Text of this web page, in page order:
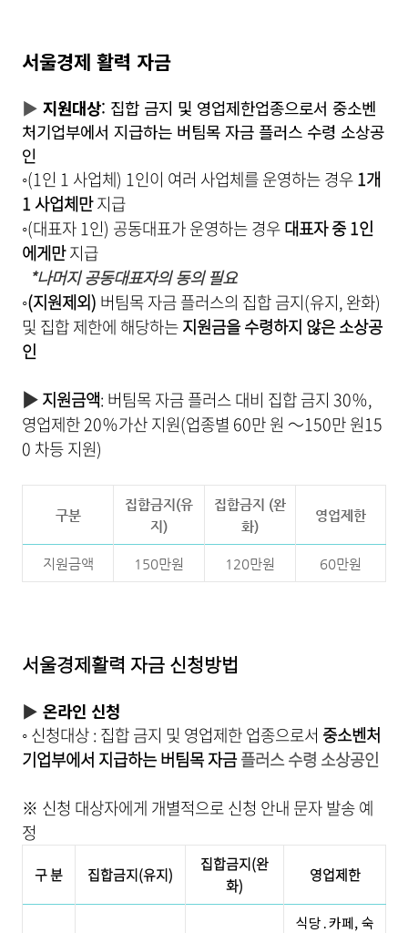
서울경제 활력 자금
▶ 지원대상: 집합 금지 및 영업제한업종으로서 중소벤
처기업부에서 지급하는 버팀목 자금 플러스 수령 소상공
인
◦(1인 1 사업체) 1인이 여러 사업체를 운영하는 경우1개
1 사업체만지급
◦(대표자 1인) 공동대표가운영하는 경우대표자중1인
에게만지급
*나머지 공동대표자의 동의 필요
◦(지원제외) 버팀목 자금플러스의 집합 금지(유지, 완화)
및 집합 제한에 해당하는지원금을 수령하지 않은 소상공
인
▶지원금액: 버팀목 자금 플러스 대비 집합 금지 30％,
영업제한 20％가산 지원(업종별 60만 원 ～150만 원15
0 차등 지원)
구분
집합금지(유
지)
집합금지 (완
화)
영업제한
지원금액 150만원 120만원 60만원
서울경제활력 자금신청방법
▶ 온라인 신청
◦ 신청대상 : 집합 금지 및 영업제한 업종으로서 중소벤처
기업부에서 지급하는 버팀목 자금플러스 수령 소상공인
※ 신청 대상자에게 개별적으로 신청 안내 문자 발송 예
정
구 분 집합금지(유지)
집합금지(완
화)
영업제한
식당․카페, 숙